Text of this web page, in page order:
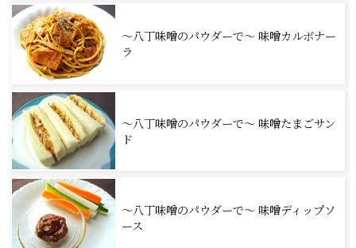
～八丁味噌のパウダーで～ 味噌カルボナー
ラ
～八丁味噌のパウダーで～ 味噌たまごサン
ド
～八丁味噌のパウダーで～ 味噌ディップソ
ース